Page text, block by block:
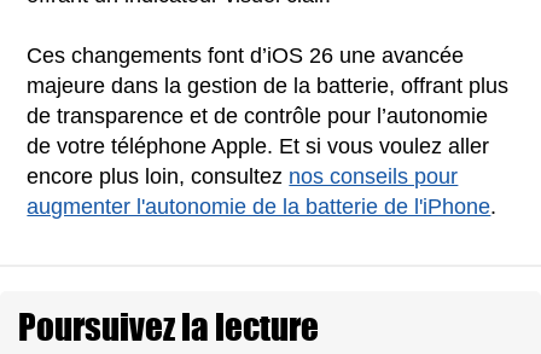
Ces changements font d’iOS 26 une avancée
majeure dans la gestion de la batterie, offrant plus
de transparence et de contrôle pour l’autonomie
de votre téléphone Apple. Et si vous voulez aller
encore plus loin, consultez nos conseils pour
augmenter l'autonomie de la batterie de l'iPhone.
Poursuivez la lecture